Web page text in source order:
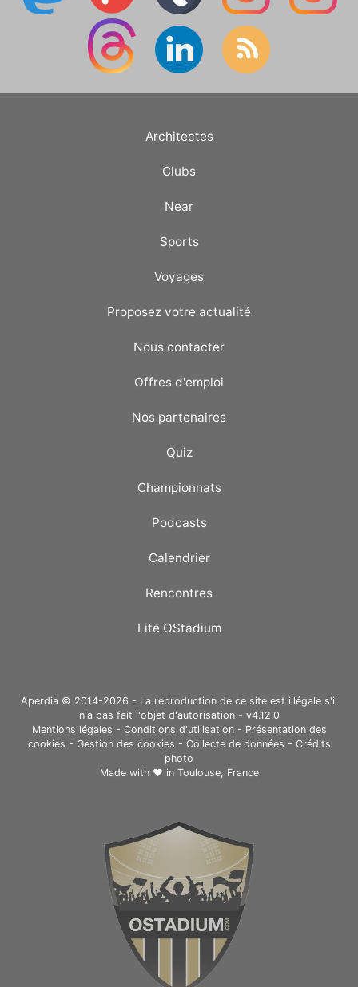
Architectes
Clubs
Near
Sports
Voyages
Proposez votre actualité
Nous contacter
Offres d'emploi
Nos partenaires
Quiz
Championnats
Podcasts
Calendrier
Rencontres
Lite OStadium
Aperdia © 2014-2026 - La reproduction de ce site est illégale s'il
n'a pas fait l'objet d'autorisation - v4.12.0
Mentions légales - Conditions d'utilisation- Présentation des
cookies - Gestion des cookies - Collecte de données - Crédits
photo
Made with ❤ in Toulouse, France